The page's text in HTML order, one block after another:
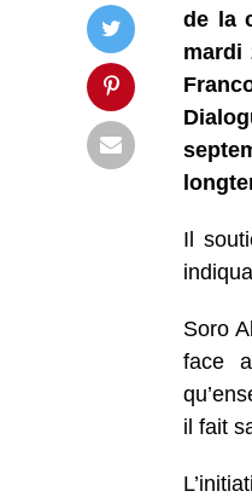
de la
mardi
Il
Soro
face
il fait